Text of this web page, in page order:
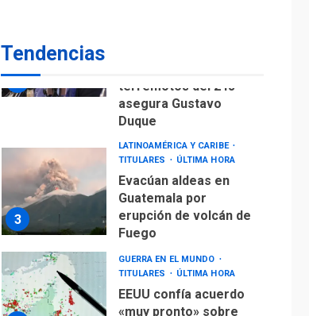
Tendencias
2
terremotos del 24J
asegura Gustavo
Duque
3
LATINOAMÉRICA Y CARIBE
TITULARES
ÚLTIMA HORA
Evacúan aldeas en
Guatemala por
erupción de volcán de
Fuego
GUERRA EN EL MUNDO
TITULARES
ÚLTIMA HORA
EEUU confía acuerdo
«muy pronto» sobre